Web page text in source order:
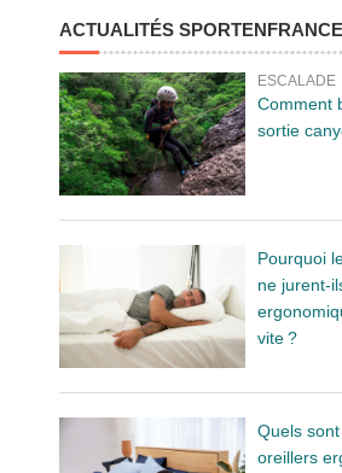
ACTUALITÉS SPORTENFRANCE
ESCALADE
Comment
sortie
Pourquoi
ne jurent-
vite ?
Quels
oreillers